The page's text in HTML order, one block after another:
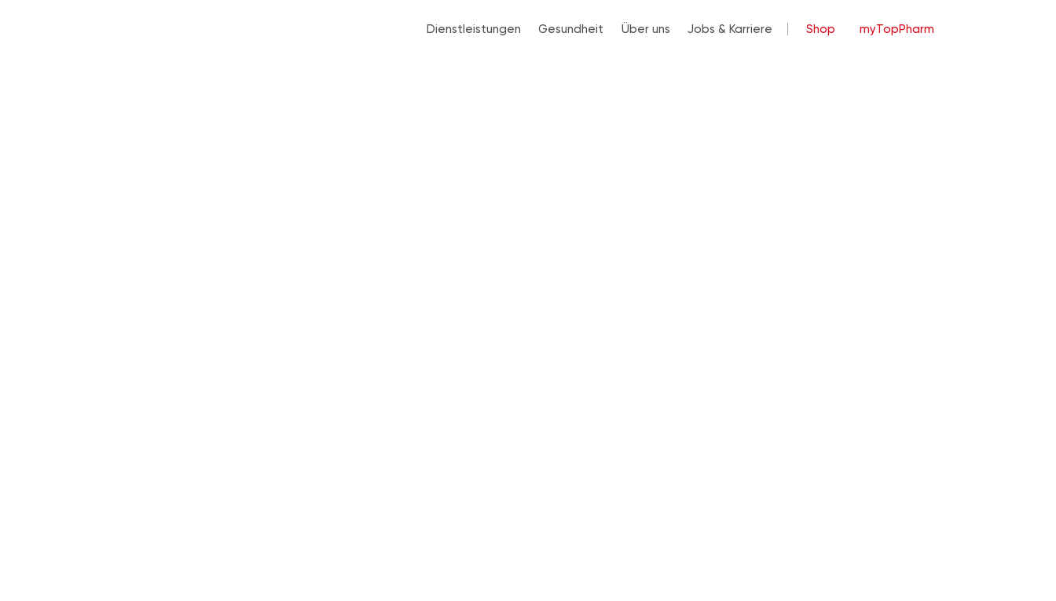
Dienstleistungen Gesundheit Über uns Jobs & Karriere Shop myTopPharm